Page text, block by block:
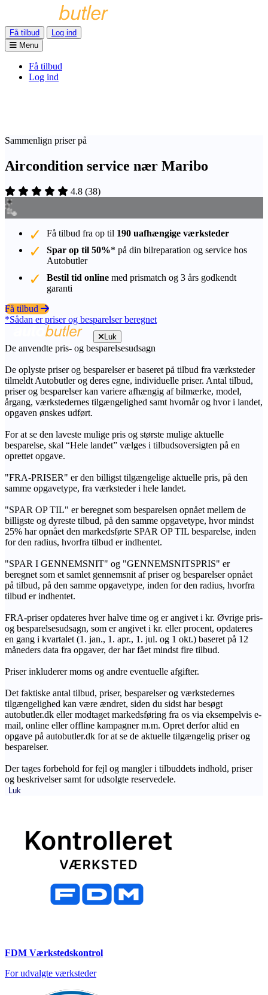
Få tilbud
Log ind
Menu
Få tilbud
Log ind
Sammenlign priser på
Aircondition service nær Maribo
4.8 (38)
Få tilbud fra op til 190 uafhængige værksteder
Spar op til 50%* på din bilreparation og service hos
Autobutler
Bestil tid online med prismatch og 3 års godkendt
garanti
Få tilbud
*Sådan er priser og besparelser beregnet
Luk
De anvendte pris- og besparelsesudsagn
De oplyste priser og besparelser er baseret på tilbud fra værksteder
tilmeldt Autobutler og deres egne, individuelle priser. Antal tilbud,
priser og besparelser kan variere afhængig af bilmærke, model,
årgang, værkstedernes tilgængelighed samt hvornår og hvor i landet,
opgaven ønskes udført.
For at se den laveste mulige pris og største mulige aktuelle
besparelse, skal “Hele landet” vælges i tilbudsoversigten på en
oprettet opgave.
"FRA-PRISER" er den billigst tilgængelige aktuelle pris, på den
samme opgavetype, fra værksteder i hele landet.
"SPAR OP TIL" er beregnet som besparelsen opnået mellem de
billigste og dyreste tilbud, på den samme opgavetype, hvor mindst
25% har opnået den markedsførte SPAR OP TIL besparelse, inden
for den radius, hvorfra tilbud er indhentet.
"SPAR I GENNEMSNIT" og "GENNEMSNITSPRIS" er
beregnet som et samlet gennemsnit af priser og besparelser opnået
på tilbud, på den samme opgavetype, inden for den radius, hvorfra
tilbud er indhentet.
FRA-priser opdateres hver halve time og er angivet i kr. Øvrige pris-
og besparelsesudsagn, som er angivet i kr. eller procent, opdateres
en gang i kvartalet (1. jan., 1. apr., 1. jul. og 1 okt.) baseret på 12
måneders data fra opgaver, der har fået mindst fire tilbud.
Priser inkluderer moms og andre eventuelle afgifter.
Det faktiske antal tilbud, priser, besparelser og værkstedernes
tilgængelighed kan være ændret, siden du sidst har besøgt
autobutler.dk eller modtaget markedsføring fra os via eksempelvis e-
mail, online eller offline kampagner m.m. Opret derfor altid en
opgave på autobutler.dk for at se de aktuelle tilgængelig priser og
besparelser.
Der tages forbehold for fejl og mangler i tilbuddets indhold, priser
og beskrivelser samt for udsolgte reservedele.
Luk
FDM Værkstedskontrol
For udvalgte værksteder